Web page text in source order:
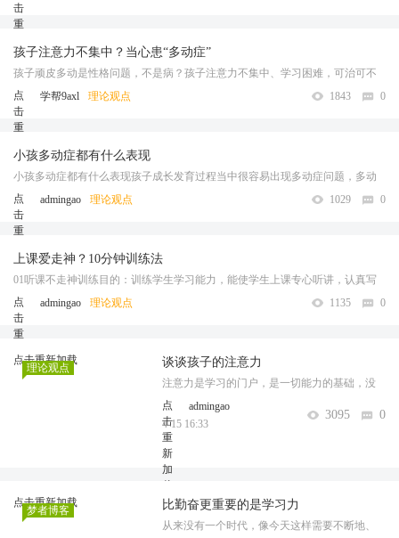
神，每次上课他不是往窗外看，就是在书桌下面做各种小动作，摸摸这 ...……
击
重
加
载
孩子注意力不集中？当心患“多动症”
孩子顽皮多动是性格问题，不是病？孩子注意力不集中、学习困难，可治可不
治？当心，孩子可能有“注意缺陷多动障碍”。 “多动症”，全称为注意缺陷
多动障碍（ADHD），是一个与神经发育相关的心理障碍。一般情况 ...……
点
击
重
加
载
学帮9axl 理论观点 1843 0
小孩多动症都有什么表现
小孩多动症都有什么表现孩子成长发育过程当中很容易出现多动症问题，多动
症也是父母非常头疼的事情，孩子是不是多动症这个还是要仔细的观察一下，
因为很多人很容易分不清什么事多动症，如果分不清楚的话是会影响到治 ...
……
点
击
重
加
载
admingao 理论观点 1029 0
上课爱走神？10分钟训练法
01听课不走神训练目的：训练学生学习能力，能使学生上课专心听讲，认真写
作业，考试不粗心，提高学习成绩。训练要求：每天训练10分钟，放学后在家
里写作业前训练，由家长监督训练情况，必须每天坚持训练，效果明显。 ...
……
点
击
重
加
载
admingao 理论观点 1135 0
理论观点
点击重新加载 谈谈孩子的注意力
注意力是学习的门户，是一切能力的基础，没
有注意力，所有信息都无从进入我们的眼、
鼻、耳等通道，也就无法进入我们的大脑。只
有看到、听到、闻到，我们才能知道。但是当
前因为种种原因，中小学生注意力品质普遍下
降 ...……
点
击
重
新
加
admingao
4-15 16:33
3095 0
梦者博客
点击重新加载 比勤奋更重要的是学习力
从来没有一个时代，像今天这样需要不断地、